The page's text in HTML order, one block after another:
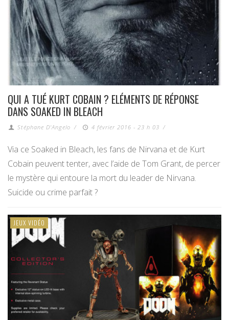
QUI A TUÉ KURT COBAIN ? ELÉMENTS DE RÉPONSE
DANS SOAKED IN BLEACH
Stéphane D'Angelo / 4 février 2016 - 23 h 03 /
Via ce Soaked in Bleach, les fans de Nirvana et de Kurt
Cobain peuvent tenter, avec l’aide de Tom Grant, de percer
le mystère qui entoure la mort du leader de Nirvana.
Suicide ou crime parfait ?
JEUX VIDÉO